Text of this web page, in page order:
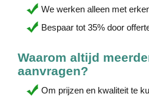
We werken alleen met
Bespaar tot 35% door
Waarom altijd
aanvragen?
Om prijzen en kwaliteit te